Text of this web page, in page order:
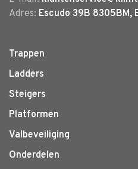
Adres: Escudo 39B 8305BM,
Trappen
Ladders
Steigers
Platformen
Valbeveiliging
Onderdelen